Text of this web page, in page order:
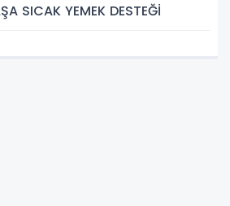
SICAK YEMEK DESTEĞİ